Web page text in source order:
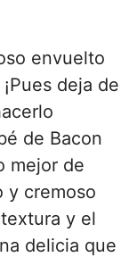
envuelto
deja de
de Bacon
mejor de
y cremoso
y el
delicia que